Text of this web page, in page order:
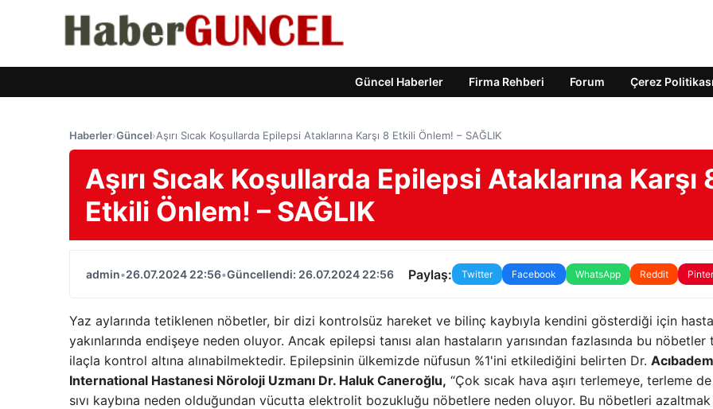
Güncel Haberler Firma Rehberi Forum Çerez Politikası
Haberler›Güncel›Aşırı Sıcak Koşullarda Epilepsi Ataklarına Karşı 8 Etkili Önlem! – SAĞLIK
Aşırı Sıcak Koşullarda Epilepsi Ataklarına Karşı
Etkili Önlem! – SAĞLIK
admin•26.07.2024 22:56•Güncellendi: 26.07.2024 22:56 Paylaş: Twitter Facebook WhatsApp Reddit
Yaz aylarında tetiklenen nöbetler, bir dizi kontrolsüz hareket ve bilinç kaybıyla kendini gösterdiği için
yakınlarında endişeye neden oluyor. Ancak epilepsi tanısı alan hastaların yarısından fazlasında bu
ilaçla kontrol altına alınabilmektedir. Epilepsinin ülkemizde nüfusun %1'ini etkilediğini belirten Dr. Acıbadem
International Hastanesi Nöroloji Uzmanı Dr. Haluk Caneroğlu, “Çok sıcak hava aşırı terlemeye, terleme
sıvı kaybına neden olduğundan vücutta elektrolit bozukluğu nöbetlere neden oluyor. Bu nöbetleri